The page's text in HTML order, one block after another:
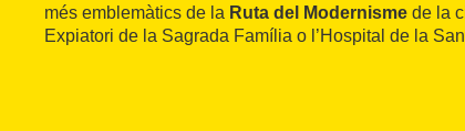
més emblemàtics de la Ruta del Modernisme de la
Expiatori de la Sagrada Família o l’Hospital de la